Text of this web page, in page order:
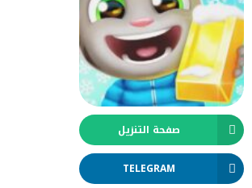
صفحة التنزيل
TELEGRAM